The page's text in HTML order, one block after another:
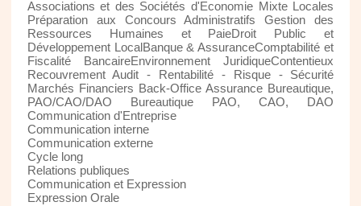
Associations et des Sociétés d'Economie Mixte Locales
Préparation aux Concours Administratifs Gestion des
Ressources Humaines et PaieDroit Public et
Développement LocalBanque & AssuranceComptabilité et
Fiscalité BancaireEnvironnement JuridiqueContentieux
Recouvrement Audit - Rentabilité - Risque - Sécurité
Marchés Financiers Back-Office Assurance Bureautique,
PAO/CAO/DAO Bureautique PAO, CAO, DAO
Communication d'Entreprise
Communication interne
Communication externe
Cycle long
Relations publiques
Communication et Expression
Expression Orale